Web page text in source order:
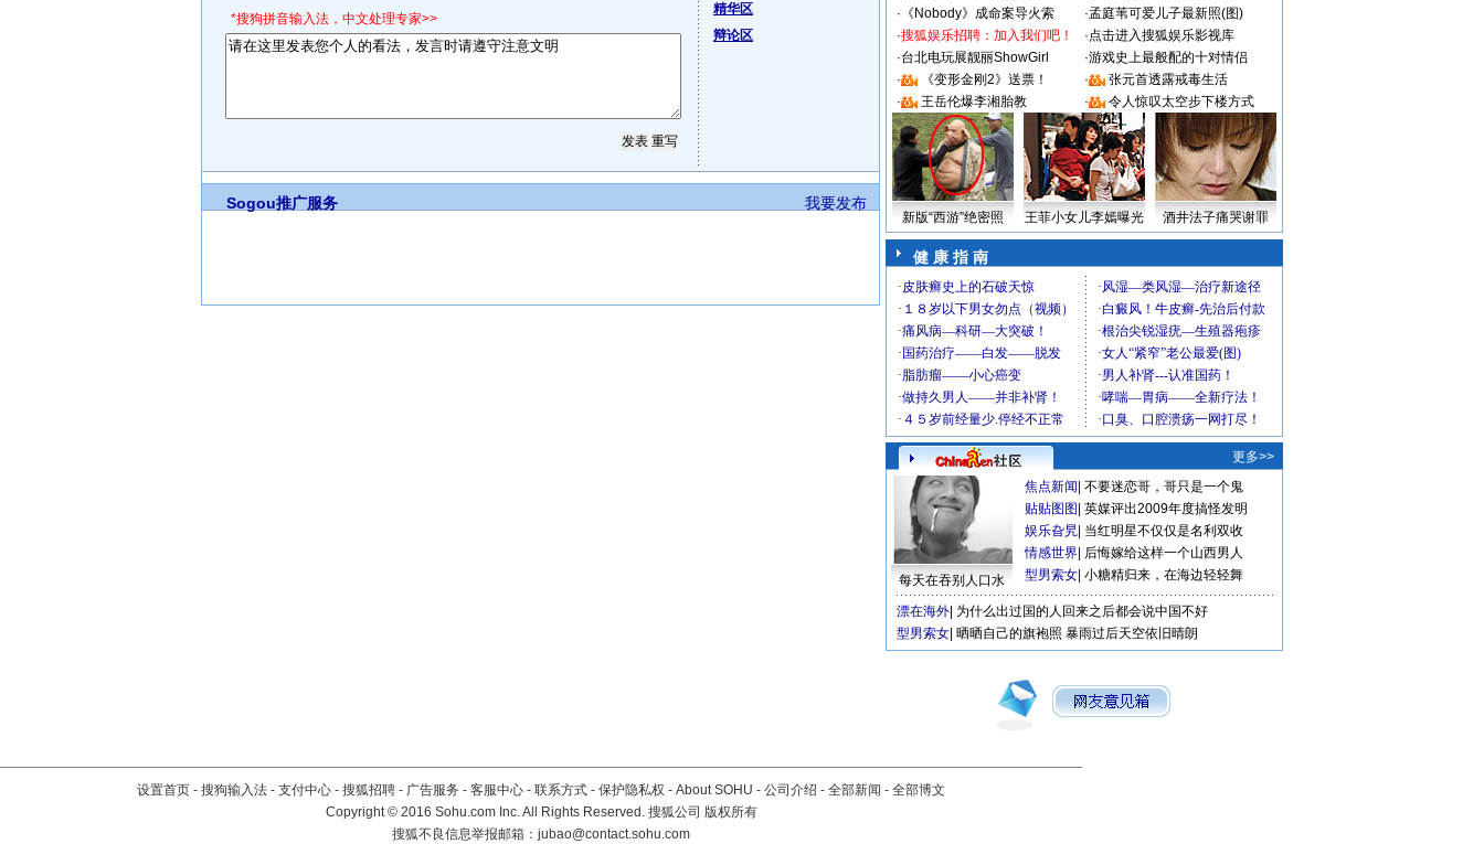
*搜狗拼音输入法，中文处理专家>>
精华区
辩论区
我要发布
Sogou推广服务
· 《Nobody》成命案导火索 ·孟庭苇可爱儿子最新照(图)
·搜狐娱乐招聘：加入我们吧！ ·点击进入搜狐娱乐影视库
·台北电玩展靓丽ShowGirl ·游戏史上最般配的十对情侣
·
《变形金刚2》送票！ ·
张元首透露戒毒生活
·
王岳伦爆李湘胎教 · 令人惊叹太空步下楼方式
新版“西游”绝密照 王菲小女儿李嫣曝光 酒井法子痛哭谢罪
健 康 指 南
更多>>
每天在吞别人口水
焦点新闻 不要迷恋哥，哥只是一个鬼
贴贴图图 英媒评出2009年度搞怪发明
娱乐旮旯 当红明星不仅仅是名利双收
情感世界 后悔嫁给这样一个山西男人
型男索女 小糖精归来，在海边轻轻舞
漂在海外 为什么出过国的人回来之后都会说中国不好
型男索女 晒晒自己的旗袍照 暴雨过后天空依旧晴朗
设置首页 - 搜狗输入法 - 支付中心 - 搜狐招聘 - 广告服务 - 客服中心 - 联系方式 - 保护隐私权 - About SOHU - 公司介绍 - 全部新闻 - 全部博文
Copyright©2016 Sohu.com Inc. All Rights Reserved. 搜狐公司 版权所有
搜狐不良信息举报邮箱： jubao@contact.sohu.com